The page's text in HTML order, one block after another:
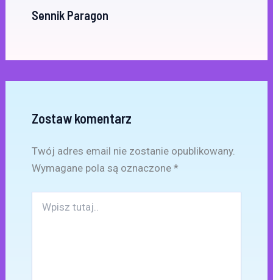
Sennik Paragon
Zostaw komentarz
Twój adres email nie zostanie opublikowany.
Wymagane pola są oznaczone *
tutaj..